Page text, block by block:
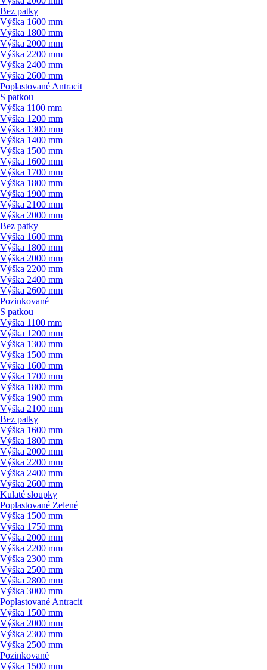
Bez patky
Výška 1600 mm
Výška 1800 mm
Výška 2000 mm
Výška 2200 mm
Výška 2400 mm
Výška 2600 mm
Poplastované Antracit
S patkou
Výška 1100 mm
Výška 1200 mm
Výška 1300 mm
Výška 1400 mm
Výška 1500 mm
Výška 1600 mm
Výška 1700 mm
Výška 1800 mm
Výška 1900 mm
Výška 2100 mm
Výška 2000 mm
Bez patky
Výška 1600 mm
Výška 1800 mm
Výška 2000 mm
Výška 2200 mm
Výška 2400 mm
Výška 2600 mm
Pozinkované
S patkou
Výška 1100 mm
Výška 1200 mm
Výška 1300 mm
Výška 1500 mm
Výška 1600 mm
Výška 1700 mm
Výška 1800 mm
Výška 1900 mm
Výška 2100 mm
Bez patky
Výška 1600 mm
Výška 1800 mm
Výška 2000 mm
Výška 2200 mm
Výška 2400 mm
Výška 2600 mm
Kulaté sloupky
Poplastované Zelené
Výška 1500 mm
Výška 1750 mm
Výška 2000 mm
Výška 2200 mm
Výška 2300 mm
Výška 2500 mm
Výška 2800 mm
Výška 3000 mm
Poplastované Antracit
Výška 1500 mm
Výška 2000 mm
Výška 2300 mm
Výška 2500 mm
Pozinkované
Výška 1500 mm